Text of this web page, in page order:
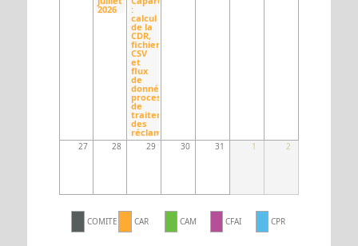
2026 :
calcul
de la
CDR,
fichier
CSV
et
flux
de
données,
processus
de
traitement
des
réclamations
27 28 29 30 31 1 2
COMITE CAR CAM CFAI CPR